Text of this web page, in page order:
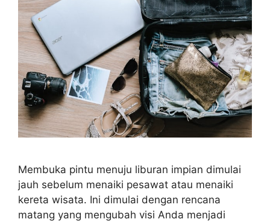
Membuka pintu menuju liburan impian dimulai
jauh sebelum menaiki pesawat atau menaiki
kereta wisata. Ini dimulai dengan rencana
matang yang mengubah visi Anda menjadi